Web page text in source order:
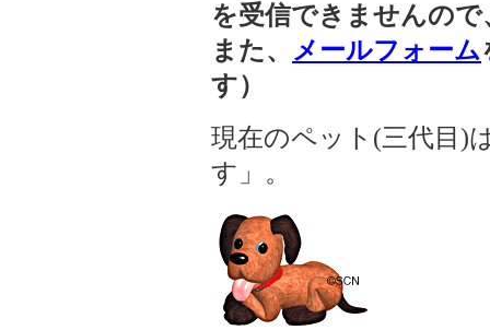
を受信できませんの
また、
メールフォーム
す）
現在のペット(三代目)
す」。